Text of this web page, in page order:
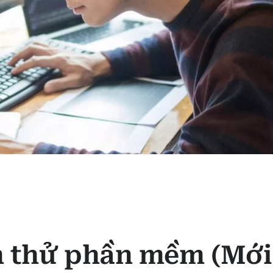
thử phần mềm (Mới